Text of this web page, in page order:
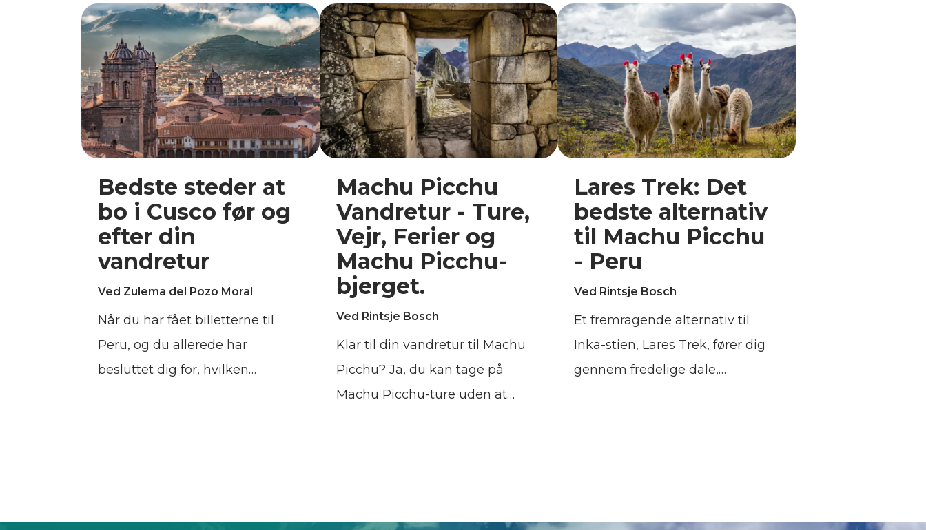
Bedste steder at
bo i Cusco før og
efter din
vandretur
Ved Zulema del Pozo Moral
Når du har fået billetterne til
Peru, og du allerede har
besluttet dig for, hvilken
Machu Picchu
Vandretur - Ture,
Vejr, Ferier og
Machu Picchu-
bjerget.
Ved Rintsje Bosch
Klar til din vandretur til Machu
Picchu? Ja, du kan tage på
Machu Picchu-ture uden at
Lares Trek: Det
bedste alternativ
til Machu Picchu
- Peru
Ved Rintsje Bosch
Et fremragende alternativ til
Inka-stien, Lares Trek, fører dig
gennem fredelige dale,